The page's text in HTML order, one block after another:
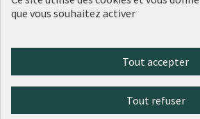
(Lien externe)
(Lien externe)
(Lien externe)
(Lien externe)
(Lien externe)
que vous souhaitez activer
Tout accepter
Tout refuser